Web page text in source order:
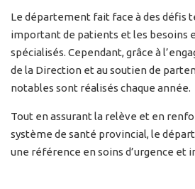
Le département fait face à des défis
important de patients et les besoins
spécialisés. Cependant, grâce à
de la Direction et au soutien de
notables sont réalisés chaque année.
Tout en assurant la relève et en
système de santé provincial, le
une référence en soins d’urgence et